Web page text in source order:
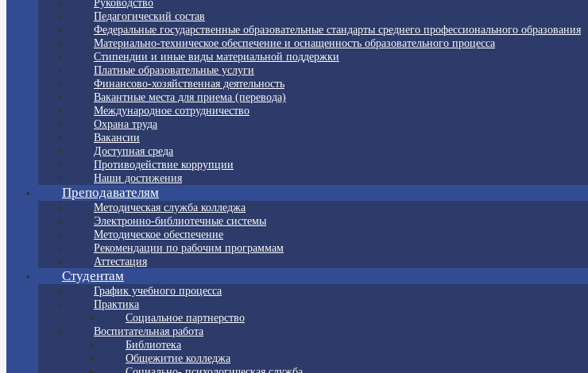
Руководство
Педагогический состав
Федеральные государственные образовательные стандарты среднего профессионального образования
Материально-техническое обеспечение и оснащенность образовательного процесса
Стипендии и иные виды материальной поддержки
Платные образовательные услуги
Финансово-хозяйственная деятельность
Вакантные места для приема (перевода)
Международное сотрудничество
Охрана труда
Вакансии
Доступная среда
Противодействие коррупции
Наши достижения
Преподавателям
Методическая служба колледжа
Электронно-библиотечные системы
Методическое обеспечение
Рекомендации по рабочим программам
Аттестация
Студентам
График учебного процесса
Практика
Социальное партнерство
Воспитательная работа
Библиотека
Общежитие колледжа